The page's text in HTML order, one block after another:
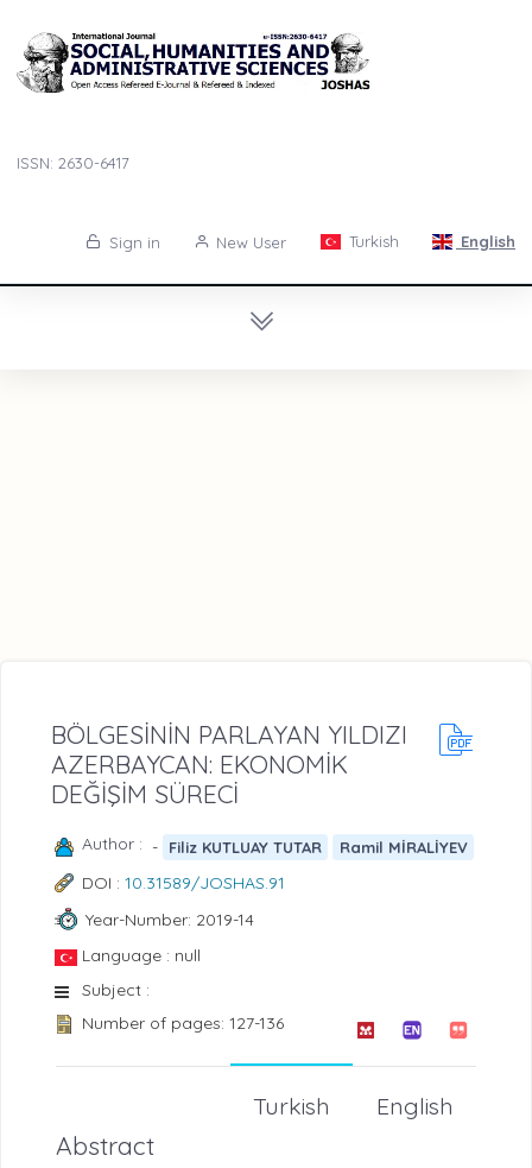
ISSN: 2630-6417
Sign in New User Turkish English
BÖLGESİNİN PARLAYAN YILDIZI
AZERBAYCAN: EKONOMİK
DEĞİŞİM SÜRECİ
Author : - Filiz KUTLUAY TUTAR Ramil MİRALİYEV
DOI : 10.31589/JOSHAS.91
Year-Number: 2019-14
Language : null
Subject :
Number of pages: 127-136
English
Turkish
Abstract